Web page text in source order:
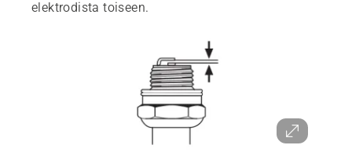
elektrodista toiseen.